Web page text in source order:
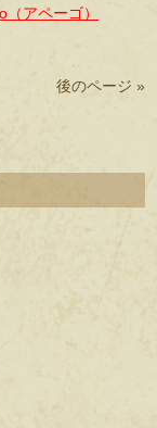
アペーゴ）
後のページ »